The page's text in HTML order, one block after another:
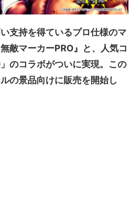
支持を得ているプロ仕様のマ
敵マーカーPRO』と、人気コ
のコラボがついに実現。この
の景品向けに販売を開始し